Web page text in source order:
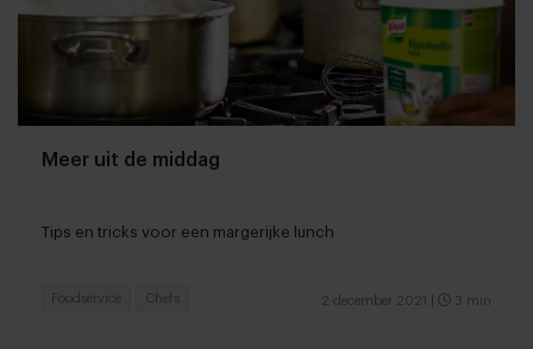
Meer uit de middag
Tips en tricks voor een margerijke lunch
2 december 2021 3 min
Foodservice Chefs